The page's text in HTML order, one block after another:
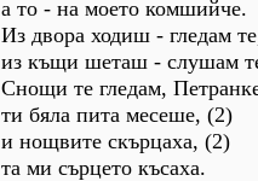
а то - на моето комшийче.
Из двора ходиш - гледам
из къщи шеташ - слушам
Снощи те гледам,
ти бяла пита месеше, (2)
и нощвите скърцаха, (2)
та ми сърцето късаха.